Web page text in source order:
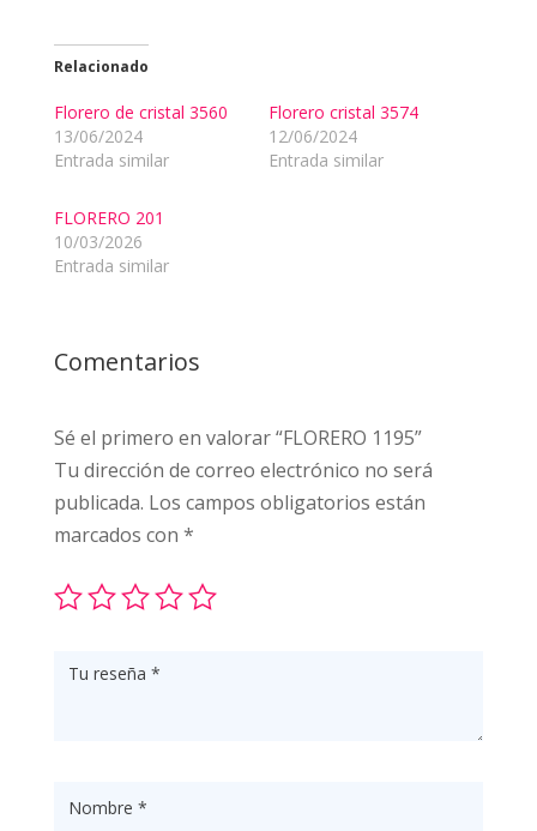
Relacionado
Florero de cristal 3560
13/06/2024
Entrada similar
Florero cristal 3574
12/06/2024
Entrada similar
FLORERO 201
10/03/2026
Entrada similar
Comentarios
Sé el primero en valorar “FLORERO 1195”
Tu dirección de correo electrónico no será
publicada. Los campos obligatorios están
marcados con *